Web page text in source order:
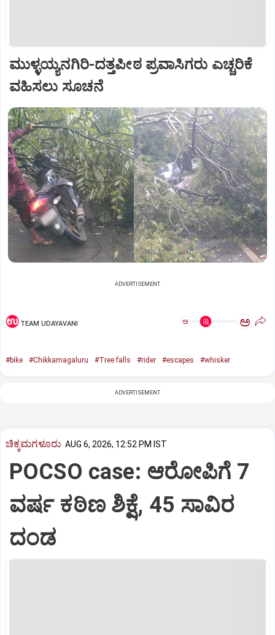
ಮುಳ್ಳಯ್ಯನಗಿರಿ-ದತ್ತಪೀಠ ಪ್ರವಾಸಿಗರು ಎಚ್ಚರಿಕೆ
ವಹಿಸಲು ಸೂಚನೆ
ADVERTISEMENT
TEAM UDAYAVANI ಅ ಅ
#bike #Chikkamagaluru #Tree falls #rider #escapes #whisker
ADVERTISEMENT
ಚಿಕ್ಕಮಗಳೂರು AUG 6, 2026, 12:52 PM IST
POCSO case: ಆರೋಪಿಗೆ 7
ವರ್ಷ ಕಠಿಣ ಶಿಕ್ಷೆ, 45 ಸಾವಿರ
ದಂಡ